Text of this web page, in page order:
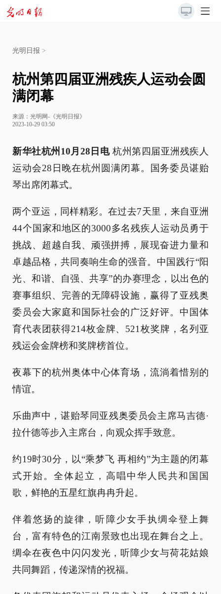
光明日报 >
杭州第四届亚洲残疾人运动会圆
满闭幕
来源： 光明网-《光明日报》
2023-10-29 03:50
新华社杭州10月28日电杭州第四届亚洲残疾人
运动会28日晚在杭州圆满闭幕。国务委员谌贻
琴出席闭幕式。
两个亚运，同样精彩。在过去7天里，来自亚洲
44个国家和地区的3000多名残疾人运动员勇于
挑战、超越自我、顽强拼搏，展现奋进力量和
卓越品格，共同奏响生命的强音。中国践行“阳
光、和谐、自强、共享”的办赛理念，以出色的
赛事组织、完善的无障碍设施，赢得了亚残奥
委员会大家庭和国际社会的广泛好评。中国体
育代表团获得214枚金牌、521枚奖牌，名列亚
残运会金牌榜和奖牌榜首位。
夜幕下的杭州奥体中心体育场，流淌着惜别的
情谊。
乐曲声中，谌贻琴同亚残奥委员会主席马吉德·
拉什德等步入主席台，向观众挥手致意。
约19时30分，以“乘梦飞 再相约”为主题的闭幕
式开始。全体起立，高唱中华人民共和国国
歌，鲜艳的五星红旗冉冉升起。
伴着悠扬的旋律，听障少女手执绸伞登上舞
台，富有特色的江南景致也出现在舞台之上。
绸伞在夜色中闪闪发光，听障少女与荷花姑娘
共同舞蹈，传递深情的祝福。